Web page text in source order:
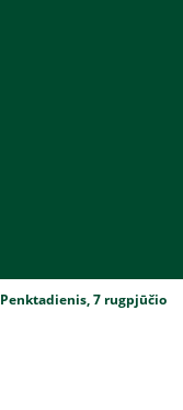
Penktadienis, 7 rugpjūčio